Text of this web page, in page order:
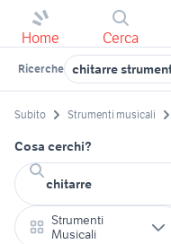
Home Cerca
Ricerche chitarre
Subito Strumenti musicali
Cosa cerchi?
Strumenti
Musicali